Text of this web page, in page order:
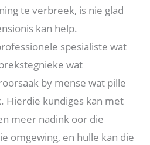
te verbreek, is nie glad
kan help.
spesialiste wat
wat
by mense wat pille
Hierdie kundiges kan met
meer nadink oor die
omgewing, en hulle kan die